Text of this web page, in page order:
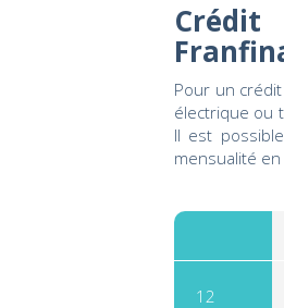
Pour un
électrique ou
Il est
mensualité
12